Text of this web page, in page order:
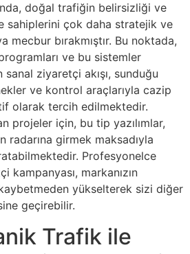
doğal trafiğin belirsizliği ve
sahiplerini çok daha stratejik ve
mecbur bırakmıştır. Bu noktada,
ve bu sistemler
sanal ziyaretçi akışı, sunduğu
ve kontrol araçlarıyla cazip
olarak tercih edilmektedir.
projeler için, bu tip yazılımlar,
radarına girmek maksadıyla
Profesyonelce
kampanyası, markanızın
yükselterek sizi diğer
geçirebilir.
Trafik ile